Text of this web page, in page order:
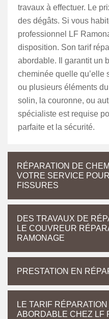
travaux à effectuer. Le
des dégâts. Si vous
professionnel LF
disposition. Son tarif
abordable. Il garantit un
cheminée quelle qu’elle
ou plusieurs éléments
solin, la couronne, ou
spécialiste est requise
parfaite et la sécurité.
RÉPARATION DE
VOTRE SERVICE
FISSURES
DES TRAVAUX DE
LE COUVREUR
RAMONAGE
PRESTATION EN
LE TARIF
ABORDABLE CHEZ LF